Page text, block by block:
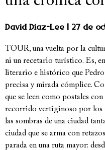
David Diaz-Lee 27 de
TOUR, una vuelta por la
ni un recetario turístico. Es,
literario e histórico que
precisa y mirada cómplice.
que se leen como postales
recorrido vertiginoso por los
las sombras de una ciudad
ciudad que se arma con
parada en una ruta mayor: